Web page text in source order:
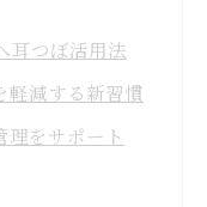
耳つぼ活用法
軽減する新習慣
をサポート
に与える効果